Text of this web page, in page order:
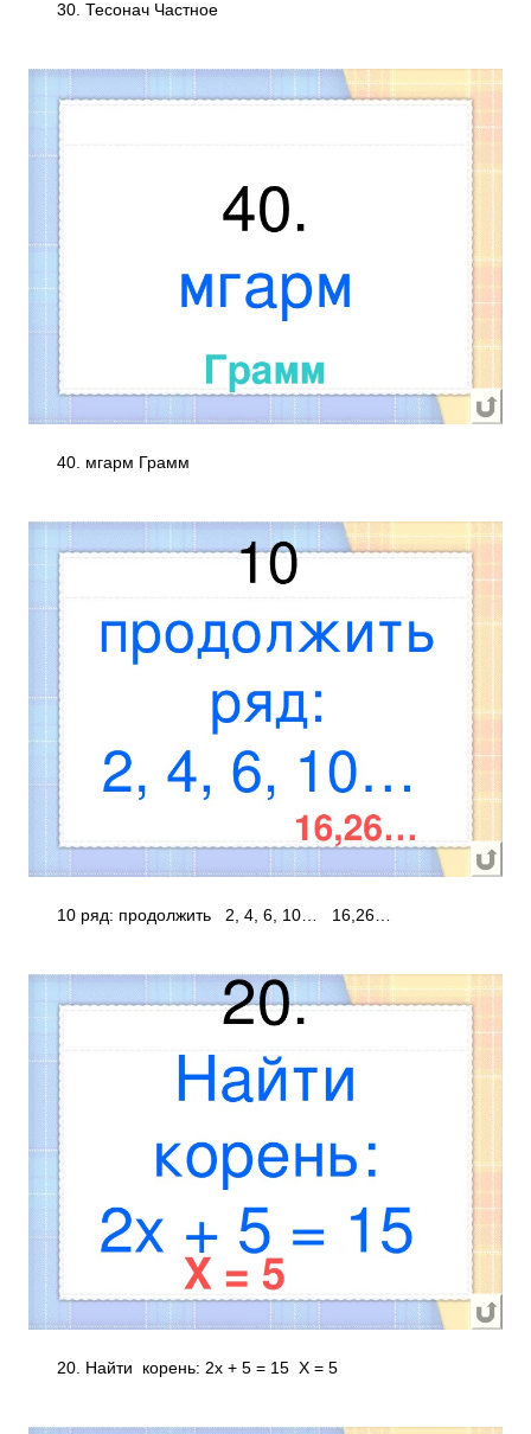
30. Тесонач Частное
40. мгарм Грамм
10 ряд: продолжить 2, 4, 6, 10… 16,26…
20. Найти корень: 2х + 5 = 15 X = 5